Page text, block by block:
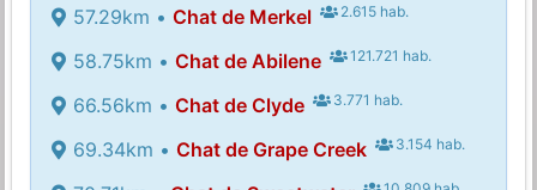
57.29km • Chat de Merkel 2.615 hab.
58.75km • Chat de Abilene 121.721 hab.
66.56km • Chat de Clyde 3.771 hab.
69.34km • Chat de Grape Creek 3.154 hab.